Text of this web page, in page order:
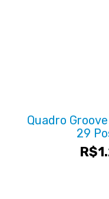
Quadro Groove
29
R$